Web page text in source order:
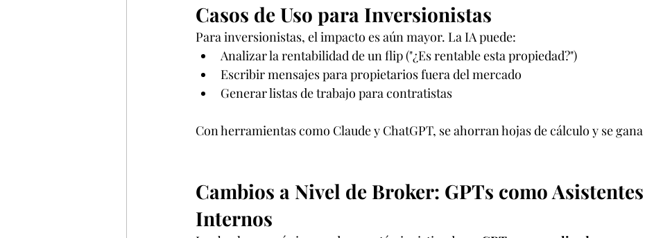
Casos de Uso para Inversionistas
Para inversionistas, el impacto es aún mayor. La IA puede:
Analizar la rentabilidad de un flip ("¿Es rentable esta propiedad?")
Escribir mensajes para propietarios fuera del mercado
Generar listas de trabajo para contratistas
Con herramientas como Claude y ChatGPT, se ahorran hojas de cálculo y se
Cambios a Nivel de Broker: GPTs como Asistentes
Internos